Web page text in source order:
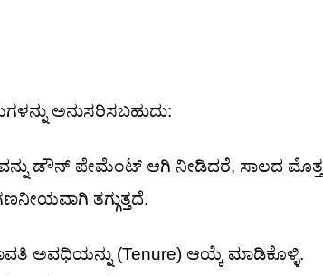
ಅನುಸರಿಸಬಹುದು:
ಡೌನ್ ಪೇಮೆಂಟ್ ಆಗಿ ನೀಡಿದರೆ, ಸಾಲದ ಮೊತ್ತ
ತಗ್ಗುತ್ತದೆ.
ಅವಧಿಯನ್ನು (Tenure) ಆಯ್ಕೆ ಮಾಡಿಕೊಳ್ಳಿ.